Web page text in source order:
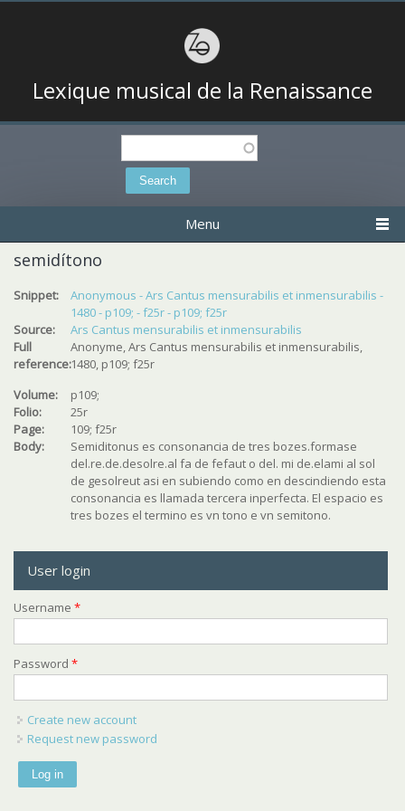
Lexique musical de la Renaissance
Search
Menu
semidítono
Snippet:
Anonymous - Ars Cantus mensurabilis et inmensurabilis -
1480 - p109; - f25r - p109; f25r
Source:
Ars Cantus mensurabilis et inmensurabilis
Full
reference:
Anonyme, Ars Cantus mensurabilis et inmensurabilis,
1480, p109; f25r
Volume:
p109;
Folio:
25r
Page:
109; f25r
Body:
Semiditonus es consonancia de tres bozes.formase
del.re.de.desolre.al fa de fefaut o del. mi de.elami al sol
de gesolreut asi en subiendo como en descindiendo esta
consonancia es llamada tercera inperfecta. El espacio es
tres bozes el termino es vn tono e vn semitono.
User login
Username *
Password *
Create new account
Request new password